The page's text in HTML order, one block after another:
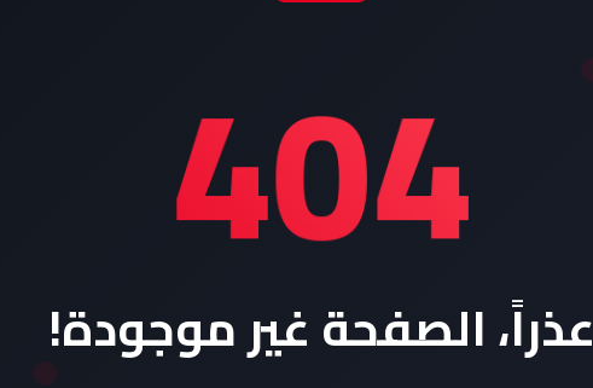
404
عذراً، الصفحة غير موجودة!